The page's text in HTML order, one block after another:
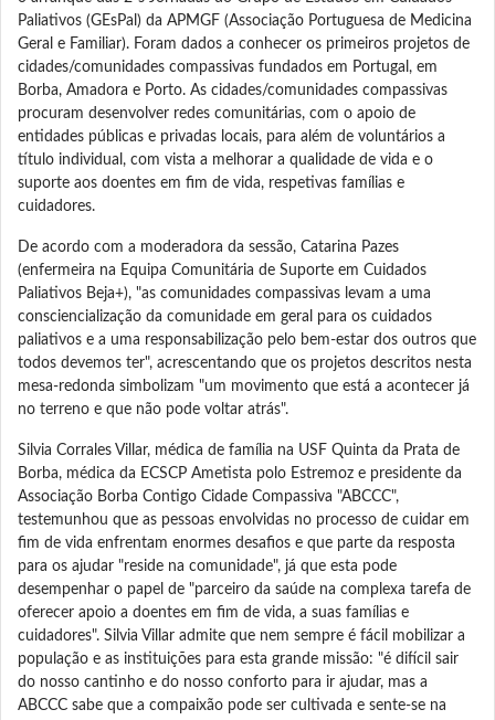
Paliativos (GEsPal) da APMGF (Associação Portuguesa de Medicina
Geral e Familiar). Foram dados a conhecer os primeiros projetos de
cidades/comunidades compassivas fundados em Portugal, em
Borba, Amadora e Porto. As cidades/comunidades compassivas
procuram desenvolver redes comunitárias, com o apoio de
entidades públicas e privadas locais, para além de voluntários a
título individual, com vista a melhorar a qualidade de vida e o
suporte aos doentes em fim de vida, respetivas famílias e
cuidadores.
De acordo com a moderadora da sessão, Catarina Pazes
(enfermeira na Equipa Comunitária de Suporte em Cuidados
Paliativos Beja+), "as comunidades compassivas levam a uma
consciencialização da comunidade em geral para os cuidados
paliativos e a uma responsabilização pelo bem-estar dos outros que
todos devemos ter", acrescentando que os projetos descritos nesta
mesa-redonda simbolizam "um movimento que está a acontecer já
no terreno e que não pode voltar atrás".
Silvia Corrales Villar, médica de família na USF Quinta da Prata de
Borba, médica da ECSCP Ametista polo Estremoz e presidente da
Associação Borba Contigo Cidade Compassiva "ABCCC",
testemunhou que as pessoas envolvidas no processo de cuidar em
fim de vida enfrentam enormes desafios e que parte da resposta
para os ajudar "reside na comunidade", já que esta pode
desempenhar o papel de "parceiro da saúde na complexa tarefa de
oferecer apoio a doentes em fim de vida, a suas famílias e
cuidadores". Silvia Villar admite que nem sempre é fácil mobilizar a
população e as instituições para esta grande missão: "é difícil sair
do nosso cantinho e do nosso conforto para ir ajudar, mas a
ABCCC sabe que a compaixão pode ser cultivada e sente-se na